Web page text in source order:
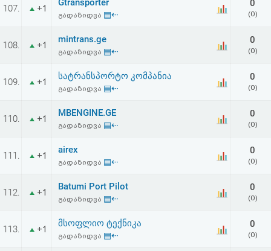
შეთანხმება
უარყოფა
107. +1
Gtransporter
გადაზიდვა ▤⇠
0
(0)
108. +1
mintrans.ge
გადაზიდვა ▤⇠
0
(0)
109. +1
სატრანსპორტო კომპანია
გადაზიდვა ▤⇠
0
(0)
110. +1
MBENGINE.GE
გადაზიდვა ▤⇠
0
(0)
111. +1
airex
გადაზიდვა ▤⇠
0
(0)
112. +1
Batumi Port Pilot
გადაზიდვა ▤⇠
0
(0)
113. +1
მსოფლიო ტექნიკა
გადაზიდვა ▤⇠
0
(0)